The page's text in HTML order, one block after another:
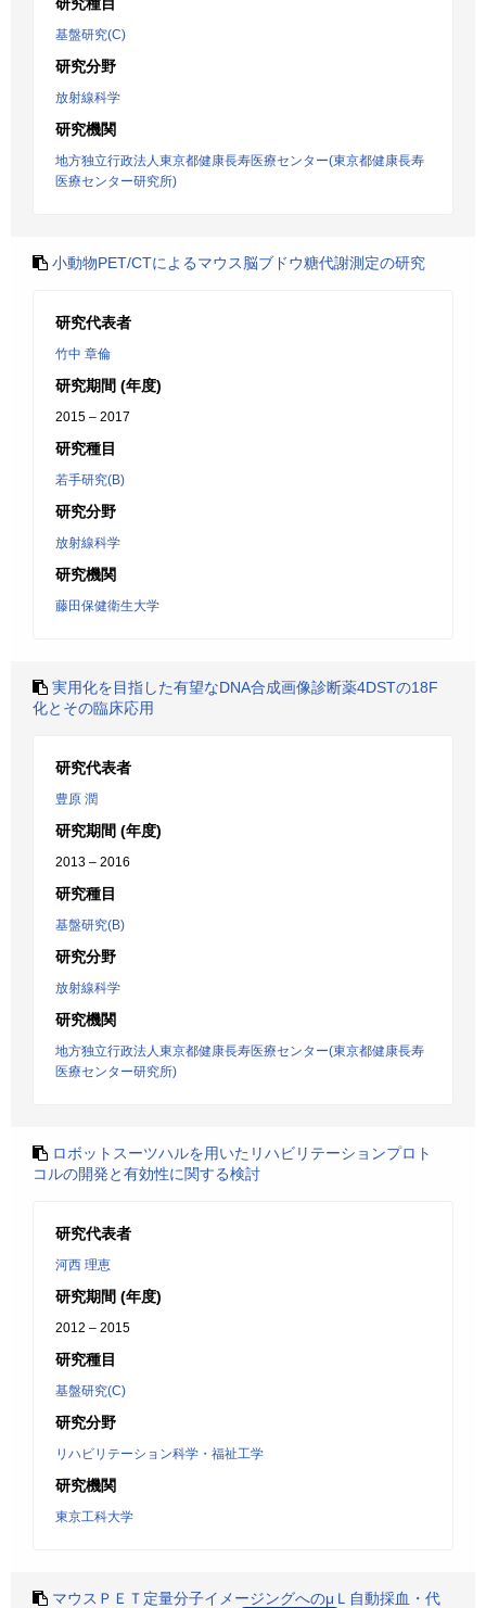
基盤研究(C)
研究分野
放射線科学
研究機関
地方独立行政法人東京都健康長寿医療センター(東京都健康長寿
医療センター研究所)
小動物PET/CTによるマウス脳ブドウ糖代謝測定の研究
研究代表者
竹中 章倫
研究期間 (年度)
2015 – 2017
研究種目
若手研究(B)
研究分野
放射線科学
研究機関
藤田保健衛生大学
実用化を目指した有望なDNA合成画像診断薬4DSTの18F
化とその臨床応用
研究代表者
豊原 潤
研究期間 (年度)
2013 – 2016
研究種目
基盤研究(B)
研究分野
放射線科学
研究機関
地方独立行政法人東京都健康長寿医療センター(東京都健康長寿
医療センター研究所)
ロボットスーツハルを用いたリハビリテーションプロト
コルの開発と有効性に関する検討
研究代表者
河西 理恵
研究期間 (年度)
2012 – 2015
研究種目
基盤研究(C)
研究分野
リハビリテーション科学・福祉工学
研究機関
東京工科大学
マウスＰＥＴ定量分子イメージングへのμＬ自動採血・代